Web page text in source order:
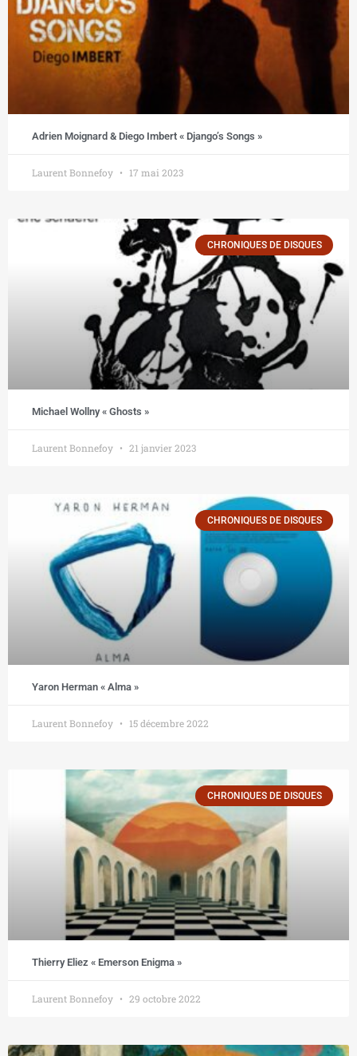
Adrien Moignard & Diego Imbert « Django’s Songs »
Laurent Bonnefoy 17 mai 2023
CHRONIQUES DE DISQUES
Michael Wollny « Ghosts »
Laurent Bonnefoy 21 janvier 2023
CHRONIQUES DE DISQUES
Yaron Herman « Alma »
Laurent Bonnefoy 15 décembre 2022
CHRONIQUES DE DISQUES
Thierry Eliez « Emerson Enigma »
Laurent Bonnefoy 29 octobre 2022